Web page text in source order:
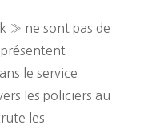
» ne sont pas de
le service
les policiers au
les